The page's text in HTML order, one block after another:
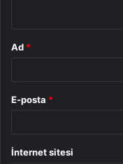
Ad *
E-posta *
İnternet sitesi